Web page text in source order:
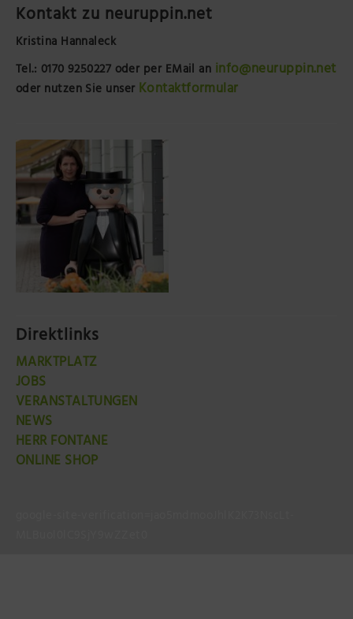
Kontakt zu neuruppin.net
Kristina Hannaleck
Tel.: 0170 9250227 oder per EMail an info@neuruppin.net
oder nutzen Sie unser Kontaktformular
Direktlinks
MARKTPLATZ
JOBS
VERANSTALTUNGEN
NEWS
HERR FONTANE
ONLINE SHOP